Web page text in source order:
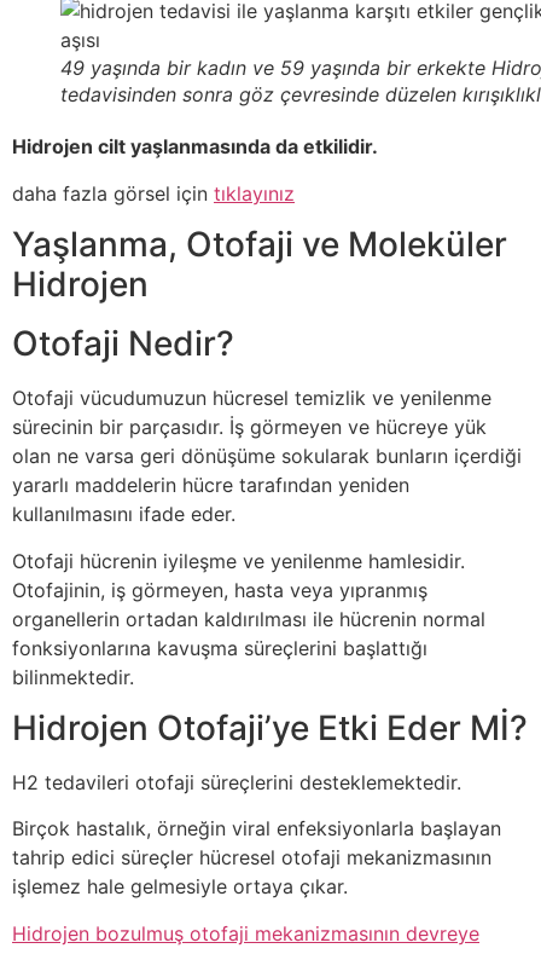
49 yaşında bir kadın ve 59 yaşında bir erkekte
tedavisinden sonra göz çevresinde düzelen
Hidrojen cilt yaşlanmasında da etkilidir.
daha fazla görsel için tıklayınız
Yaşlanma, Otofaji ve Moleküler
Hidrojen
Otofaji Nedir?
Otofaji vücudumuzun hücresel temizlik ve yenilenme
sürecinin bir parçasıdır. İş görmeyen ve hücreye yük
olan ne varsa geri dönüşüme sokularak bunların içerdiği
yararlı maddelerin hücre tarafından yeniden
kullanılmasını ifade eder.
Otofaji hücrenin iyileşme ve yenilenme hamlesidir.
Otofajinin, iş görmeyen, hasta veya yıpranmış
organellerin ortadan kaldırılması ile hücrenin normal
fonksiyonlarına kavuşma süreçlerini başlattığı
bilinmektedir.
Hidrojen Otofaji’ye Etki Eder Mİ?
H2 tedavileri otofaji süreçlerini desteklemektedir.
Birçok hastalık, örneğin viral enfeksiyonlarla başlayan
tahrip edici süreçler hücresel otofaji mekanizmasının
işlemez hale gelmesiyle ortaya çıkar.
Hidrojen bozulmuş otofaji mekanizmasının devreye